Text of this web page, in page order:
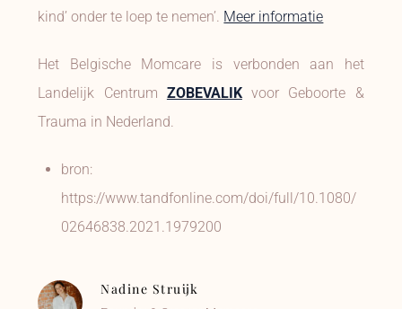
kind’ onder te loep te nemen’. Meer informatie
Het Belgische Momcare is verbonden aan het
Landelijk Centrum ZOBEVALIKvoor Geboorte &
Trauma in Nederland.
bron:
https://www.tandfonline.com/doi/full/10.1080/
02646838.2021.1979200
Nadine Struijk